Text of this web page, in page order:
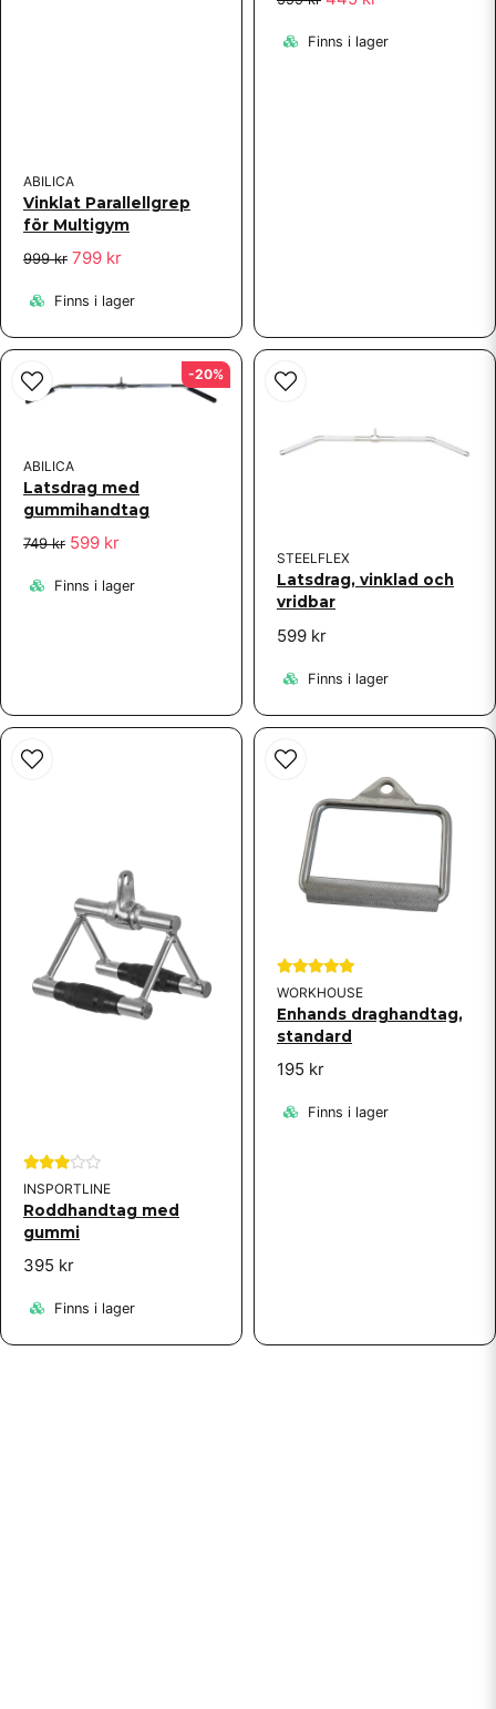
ABILICA
Vinklat Parallellgrep
för Multigym
999 kr 799 kr
Finns i lager
Finns i lager
ABILICA
Latsdrag med
gummihandtag
749 kr 599 kr
Finns i lager
-20%
STEELFLEX
Latsdrag, vinklad och
vridbar
599 kr
Finns i lager
INSPORTLINE
Roddhandtag med
gummi
395 kr
Finns i lager
WORKHOUSE
Enhands draghandtag,
standard
195 kr
Finns i lager